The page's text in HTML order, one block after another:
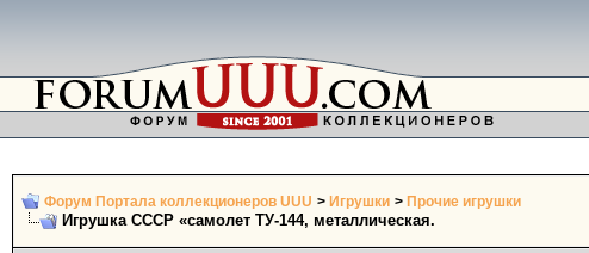
Форум Портала коллекционеров UUU > Игрушки > Прочие игрушки
Игрушка СССР «самолет ТУ-144, металлическая.